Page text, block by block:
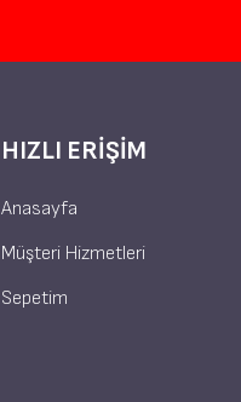
HIZLI ERIŞIM
Anasayfa
Müşteri Hizmetleri
Sepetim